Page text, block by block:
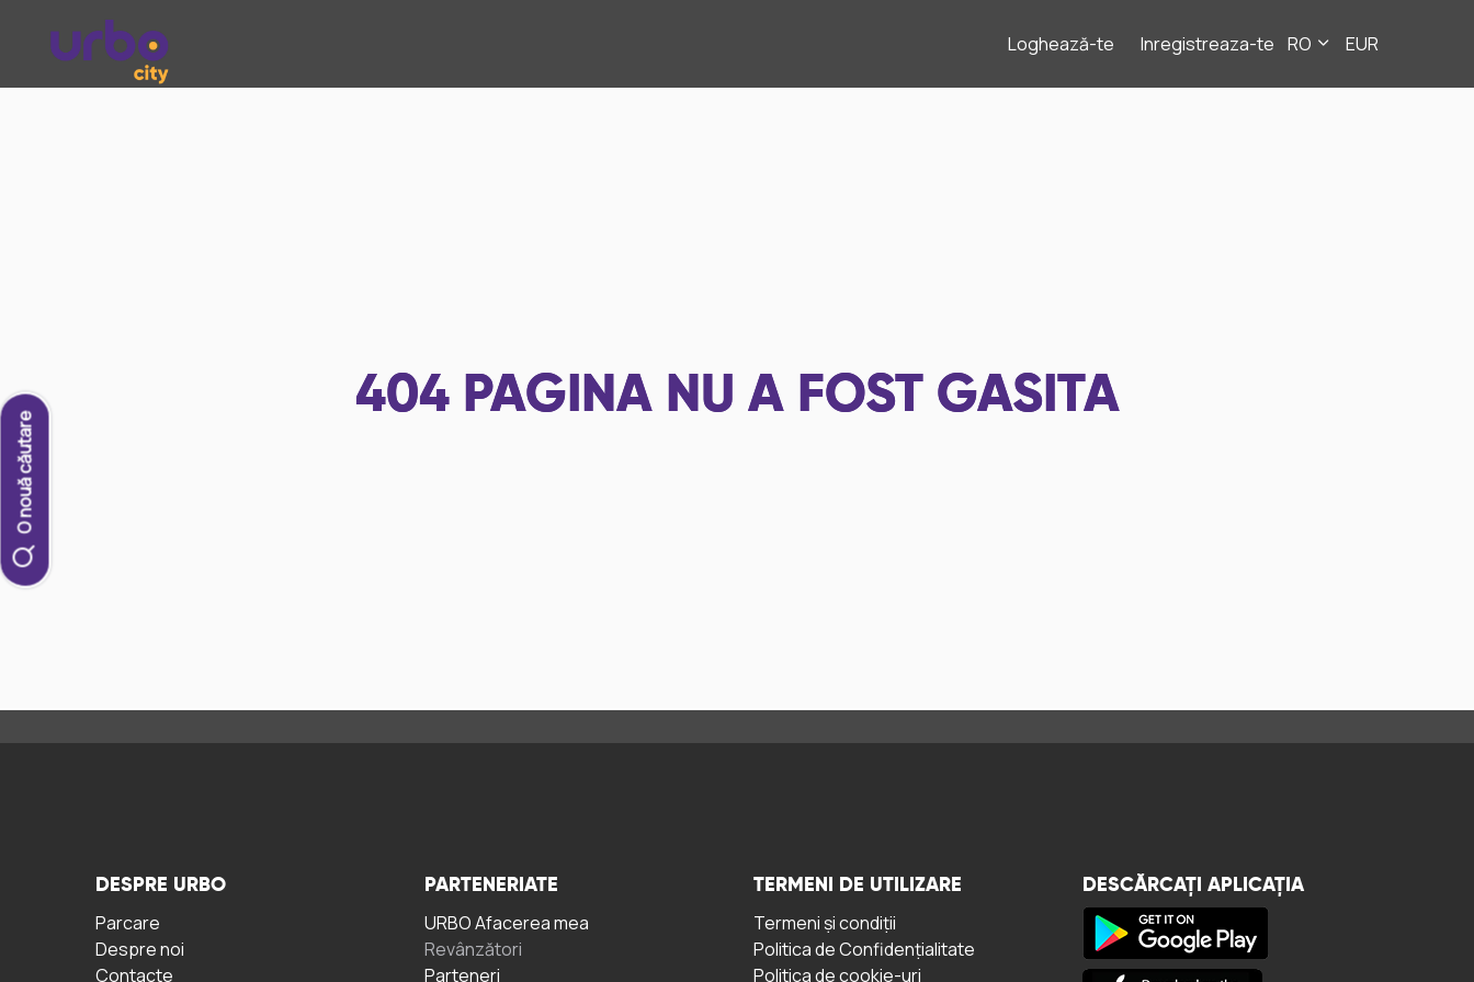
Loghează-te Inregistreaza-te RO EUR
O nouă căutare
404 PAGINA NU A FOST GASITA
DESPRE URBO
Parcare
Despre noi
Contacte
PARTENERIATE
URBO Afacerea mea
Revânzători
Parteneri
TERMENI DE UTILIZARE
Termeni și condiții
Politica de Confidențialitate
Politica de cookie-uri
DESCĂRCAȚI APLICAȚIA